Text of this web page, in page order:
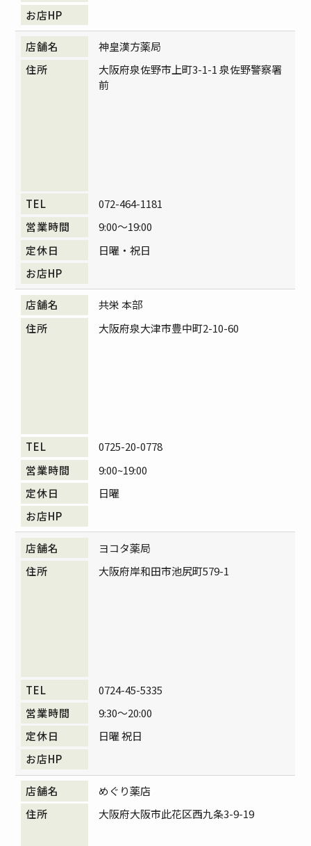
神皇漢方薬局
大阪府泉佐野市上町3-1-1 泉佐野警察署
前
072-464-1181
9:00～19:00
日曜・祝日
共栄 本部
大阪府泉大津市豊中町2-10-60
0725-20-0778
9:00~19:00
日曜
ヨコタ薬局
大阪府岸和田市池尻町579-1
0724-45-5335
9:30～20:00
日曜 祝日
めぐり薬店
大阪府大阪市此花区西九条3-9-19